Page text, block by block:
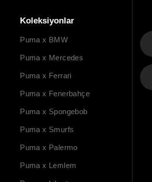
Koleksiyonlar
Puma x BMW
Puma x Mercedes
Puma x Ferrari
Puma x Fenerbahçe
Puma x Spongebob
Puma x Smurfs
Puma x Palermo
Puma x Lemlem